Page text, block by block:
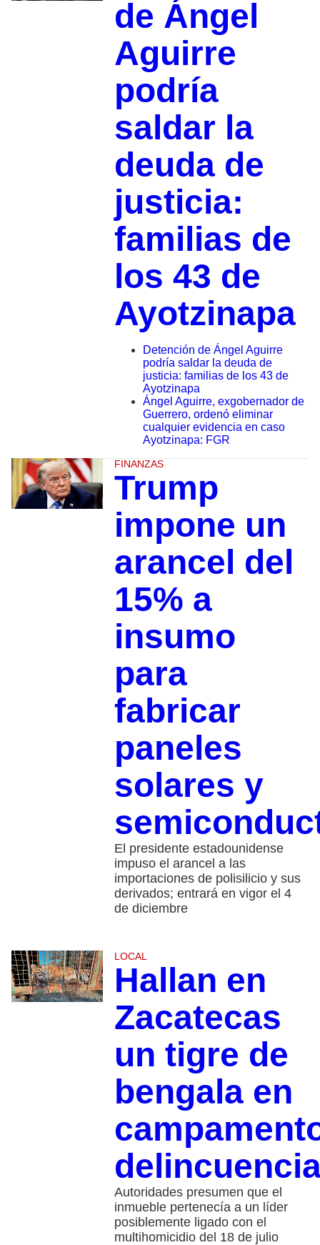
de Ángel
Aguirre
podría
saldar la
deuda de
justicia:
familias de
los 43 de
Ayotzinapa
Detención de Ángel Aguirre
podría saldar la deuda de
justicia: familias de los 43 de
Ayotzinapa
Ángel Aguirre, exgobernador de
Guerrero, ordenó eliminar
cualquier evidencia en caso
Ayotzinapa: FGR
FINANZAS
Trump
impone un
arancel del
15% a
insumo
para
fabricar
paneles
solares y
El presidente estadounidense
impuso el arancel a las
importaciones de polisilicio y sus
derivados; entrará en vigor el 4
de diciembre
LOCAL
Hallan en
Zacatecas
un tigre de
bengala en
Autoridades presumen que el
inmueble pertenecía a un líder
posiblemente ligado con el
multihomicidio del 18 de julio